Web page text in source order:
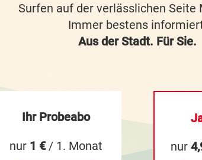
Surfen auf der verlässlichen Seite
Immer bestens
Aus der Stadt. Für Sie.
Ihr Probeabo
nur 1 €/ 1. Monat
nur